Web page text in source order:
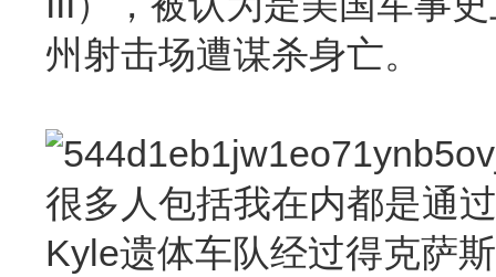
州射击场遭谋杀身亡。
很多人包括我在内都是通
Kyle遗体车队经过得克萨